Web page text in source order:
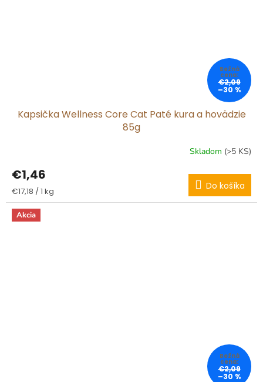
€2,09
–30 %
Kapsička Wellness Core Cat Paté kura a hovädzie
85g
Skladom (>5 KS)
€1,46
Jednotková
cena:
€17,18 / 1 kg Do košíka
Akcia
€2,09
–30 %